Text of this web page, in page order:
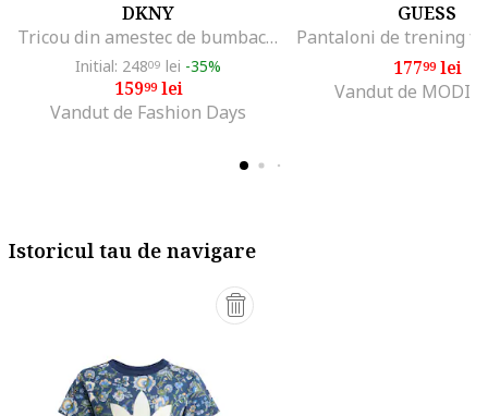
DKNY
Tricou din amestec de bumbac cu imprimeu logo, Alb
Initial: 24809 lei -35%
15999lei
Vandut de Fashion Days
GUESS
17799lei
Vandut de
Istoricul tau de navigare